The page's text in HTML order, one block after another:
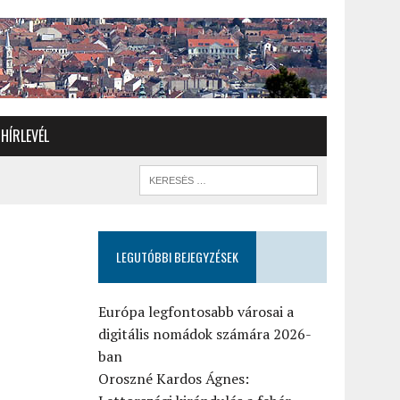
HÍRLEVÉL
LEGUTÓBBI BEJEGYZÉSEK
Európa legfontosabb városai a
digitális nomádok számára 2026-
ban
Oroszné Kardos Ágnes: